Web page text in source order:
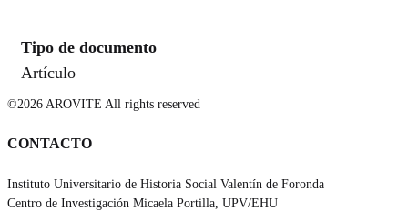
Tipo de documento
Artículo
©2026 AROVITE All rights reserved
CONTACTO
Instituto Universitario de Historia Social Valentín de Foronda
Centro de Investigación Micaela Portilla, UPV/EHU